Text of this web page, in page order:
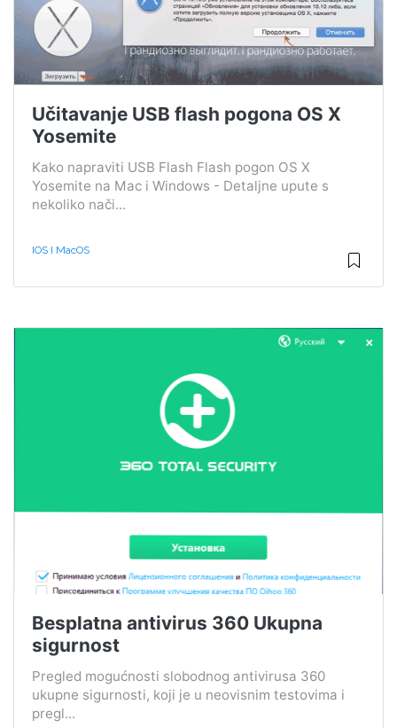
Učitavanje USB flash pogona OS X
Yosemite
Kako napraviti USB Flash Flash pogon OS X
Yosemite na Mac i Windows - Detaljne upute s
nekoliko nači...
IOS I MacOS
Besplatna antivirus 360 Ukupna
sigurnost
Pregled mogućnosti slobodnog antivirusa 360
ukupne sigurnosti, koji je u neovisnim testovima i
pregl...